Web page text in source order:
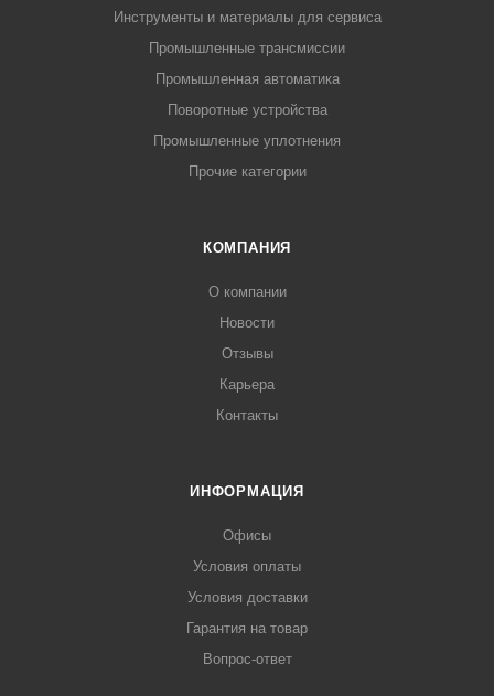
Инструменты и материалы для сервиса
Промышленные трансмиссии
Промышленная автоматика
Поворотные устройства
Промышленные уплотнения
Прочие категории
КОМПАНИЯ
О компании
Новости
Отзывы
Карьера
Контакты
ИНФОРМАЦИЯ
Офисы
Условия оплаты
Условия доставки
Гарантия на товар
Вопрос-ответ